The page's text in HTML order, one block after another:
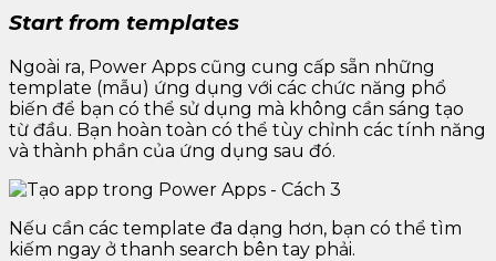
Start from templates
Ngoài ra, Power Apps cũng cung cấp sẵn những
template (mẫu) ứng dụng với các chức năng phổ
biến để bạn có thể sử dụng mà không cần sáng tạo
từ đầu. Bạn hoàn toàn có thể tùy chỉnh các tính năng
và thành phần của ứng dụng sau đó.
Nếu cần các template đa dạng hơn, bạn có thể tìm
kiếm ngay ở thanh search bên tay phải.